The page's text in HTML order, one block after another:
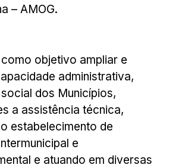
– AMOG.
objetivo ampliar e
administrativa,
dos Municípios,
a assistência técnica,
estabelecimento de
e
e atuando em diversas